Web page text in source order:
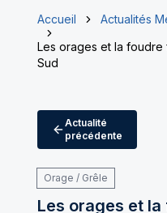
Accueil
Actualités
Les orages et la
Sud
Actualité
précédente
Orage / Grêle
Les orages et